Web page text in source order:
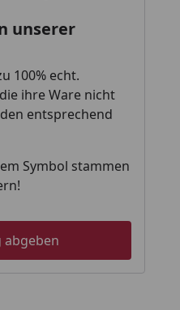
unserer
100% echt.
ihre Ware nicht
entsprechend
Symbol stammen
abgeben